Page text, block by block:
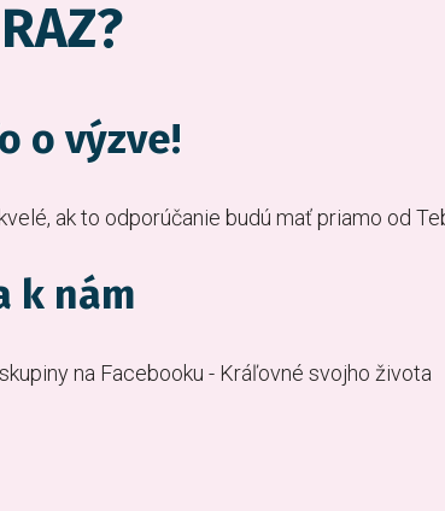
o výzve!
ak to odporúčanie budú mať priamo od
k nám
na Facebooku - Kráľovné svojho života